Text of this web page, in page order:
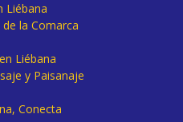
Liébana
la Comarca
Liébana
y Paisanaje
Conecta